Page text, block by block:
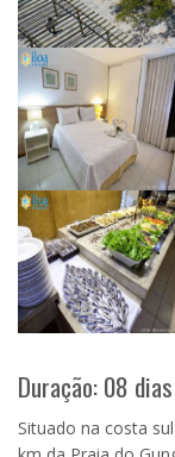
Duração: 08
Situado na costa